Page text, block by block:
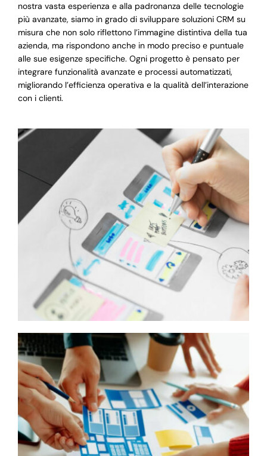
nostra vasta esperienza e alla padronanza delle tecnologie
più avanzate, siamo in grado di sviluppare soluzioni CRM su
misura che non solo riflettono l’immagine distintiva della tua
azienda, ma rispondono anche in modo preciso e puntuale
alle sue esigenze specifiche. Ogni progetto è pensato per
integrare funzionalità avanzate e processi automatizzati,
migliorando l’efficienza operativa e la qualità dell’interazione
con i clienti.